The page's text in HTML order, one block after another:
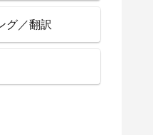
グ／翻訳